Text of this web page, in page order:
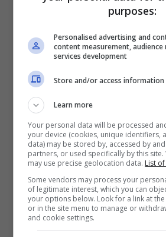
un autobus: morto
parcheggio: indagini in
Incidente in
giovane operaio di 22
Nicola Battagliola, operaio
Flero, è deceduto nel
12 gennaio , all’ospedale Civile
si trovava ricoverato dal giorno
purposes:
Personalised advertising and
content measurement, audience
services development
Store and/or access information
Learn more
Your personal data will be processed
your device (cookies, unique identifiers,
data) may be stored by, accessed by
partners, or used specifically by this
may use precise geolocation data. List
Some vendors may process your
of legitimate interest, which you can
your options below. Look for a link at
or in the site menu to manage or
and cookie settings.